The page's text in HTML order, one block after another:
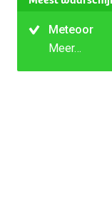
Meteoor
Meer…